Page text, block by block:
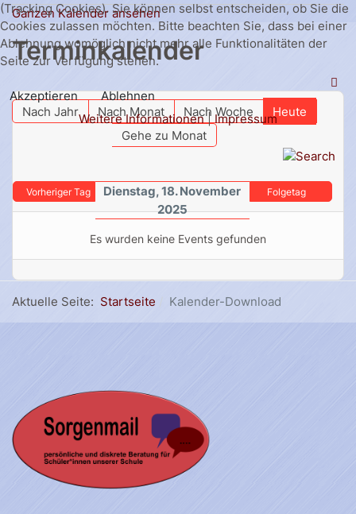
Ganzen Kalender ansehen
Terminkalender
Nach Jahr Nach Monat Nach Woche
Heute
Gehe zu Monat
Vorheriger Tag
Dienstag, 18. November
2025
Folgetag
Es wurden keine Events gefunden
Aktuelle Seite: Startseite Kalender-Download
(Tracking Cookies). Sie können selbst entscheiden, ob Sie die
Cookies zulassen möchten. Bitte beachten Sie, dass bei einer
Ablehnung womöglich nicht mehr alle Funktionalitäten der
Seite zur Verfügung stehen.
Akzeptieren
Ablehnen
Weitere Informationen| Impressum